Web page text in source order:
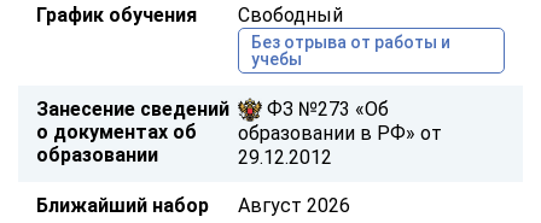
График обучения Свободный
Без отрыва от работы и
учебы
Занесение сведений
о документах об
образовании
ФЗ №273 «Об
образовании в РФ» от
29.12.2012
Ближайший набор
Август 2026